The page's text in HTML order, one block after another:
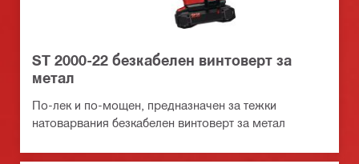
ST 2000-22 безкабелен винтоверт за
метал
По-лек и по-мощен, предназначен за тежки
натоварвания безкабелен винтоверт за метал